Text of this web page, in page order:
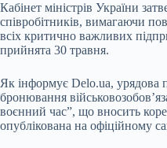
Кабінет міністрів України
співробітників, вимагаючи
всіх критично важливих
прийнята 30 травня.
Як інформує Delo.ua, урядова
бронювання
воєнний час”, що вносить
опублікована на офіційному